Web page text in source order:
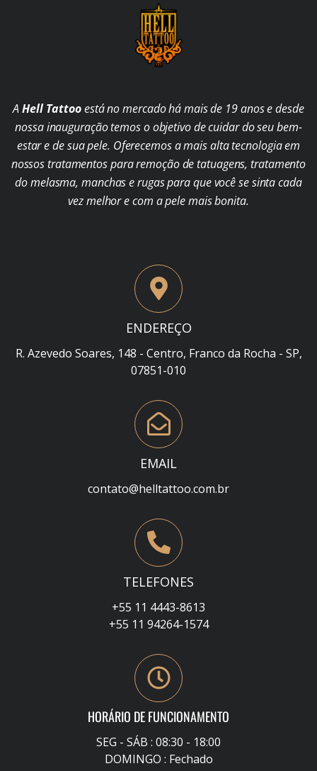
AHell Tattooestá no mercado há mais de 19 anos e desde
nossa inauguração temos o objetivo de cuidar do seu bem-
estar e de sua pele. Oferecemos a mais alta tecnologia em
nossos tratamentos para remoção de tatuagens, tratamento
do melasma, manchas e rugas para que você se sinta cada
vez melhor e com a pele mais bonita.
ENDEREÇO
R. Azevedo Soares, 148 - Centro, Franco da Rocha - SP,
07851-010
EMAIL
contato@helltattoo.com.br
TELEFONES
+55 11 4443-8613
+55 11 94264-1574
HORÁRIO DE FUNCIONAMENTO
SEG - SÁB : 08:30 - 18:00
DOMINGO : Fechado